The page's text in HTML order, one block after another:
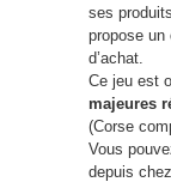
ses
propose un
d’achat.
Ce jeu est
majeures
(Corse
Vous
depuis